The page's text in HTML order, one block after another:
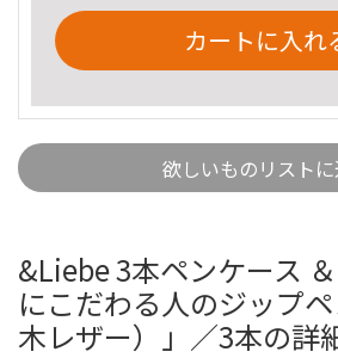
カートに入れ
欲しいものリスト
&Liebe 3本ペンケース
にこだわる人のジップ
木レザー）」／3本の詳